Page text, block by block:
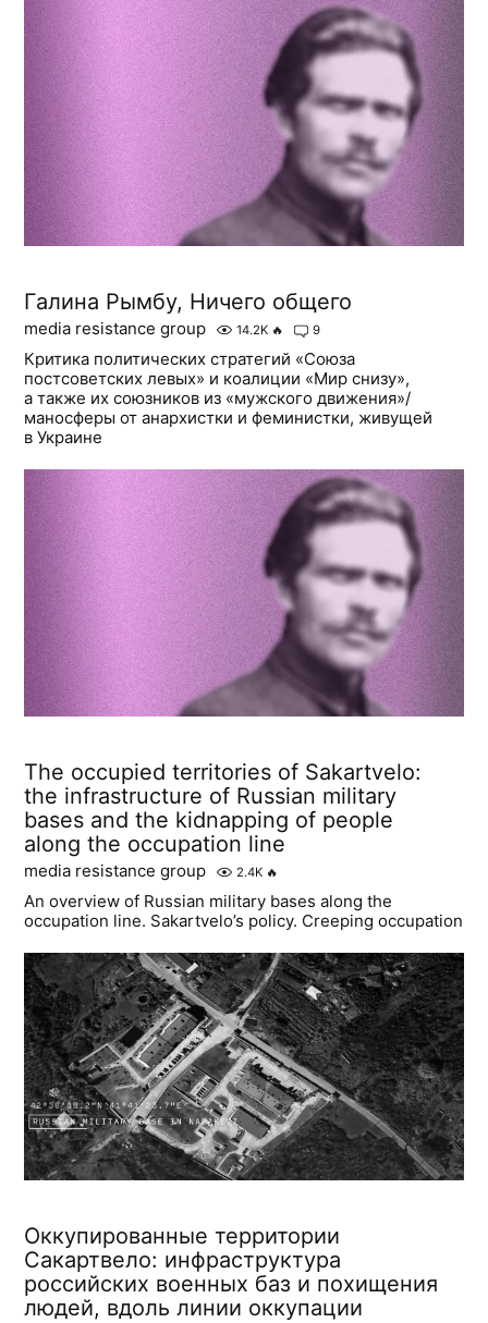
Галина Рымбу, Ничего общего
media resistance group 14.2K 🔥 9
Критика политических стратегий «Союза
постсоветских левых» и коалиции «Мир снизу»,
а также их союзников из «мужского движения»/
маносферы от анархистки и феминистки, живущей
в Украине
The occupied territories of Sakartvelo:
the infrastructure of Russian military
bases and the kidnapping of people
along the occupation line
media resistance group 2.4K 🔥
An overview of Russian military bases along the
occupation line. Sakartvelo’s policy. Creeping occupation
Оккупированные территории
Сакартвело: инфраструктура
российских военных баз и похищения
людей, вдоль линии оккупации